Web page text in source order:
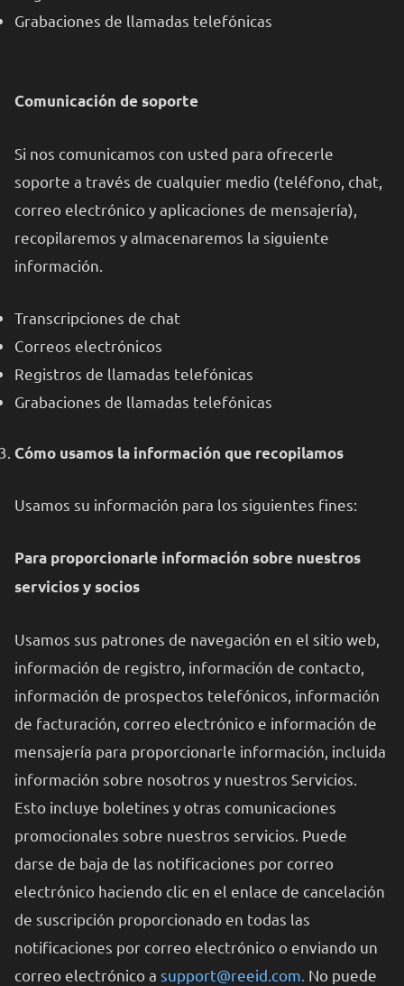
Grabaciones de llamadas telefónicas
Comunicación de soporte
Si nos comunicamos con usted para ofrecerle
soporte a través de cualquier medio (teléfono, chat,
correo electrónico y aplicaciones de mensajería),
recopilaremos y almacenaremos la siguiente
información.
Transcripciones de chat
Correos electrónicos
Registros de llamadas telefónicas
Grabaciones de llamadas telefónicas
Cómo usamos la información que recopilamos
Usamos su información para los siguientes fines:
Para proporcionarle información sobre nuestros
servicios y socios
Usamos sus patrones de navegación en el sitio web,
información de registro, información de contacto,
información de prospectos telefónicos, información
de facturación, correo electrónico e información de
mensajería para proporcionarle información, incluida
información sobre nosotros y nuestros Servicios.
Esto incluye boletines y otras comunicaciones
promocionales sobre nuestros servicios. Puede
darse de baja de las notificaciones por correo
electrónico haciendo clic en el enlace de cancelación
de suscripción proporcionado en todas las
notificaciones por correo electrónico o enviando un
correo electrónico a support@reeid.com. No puede